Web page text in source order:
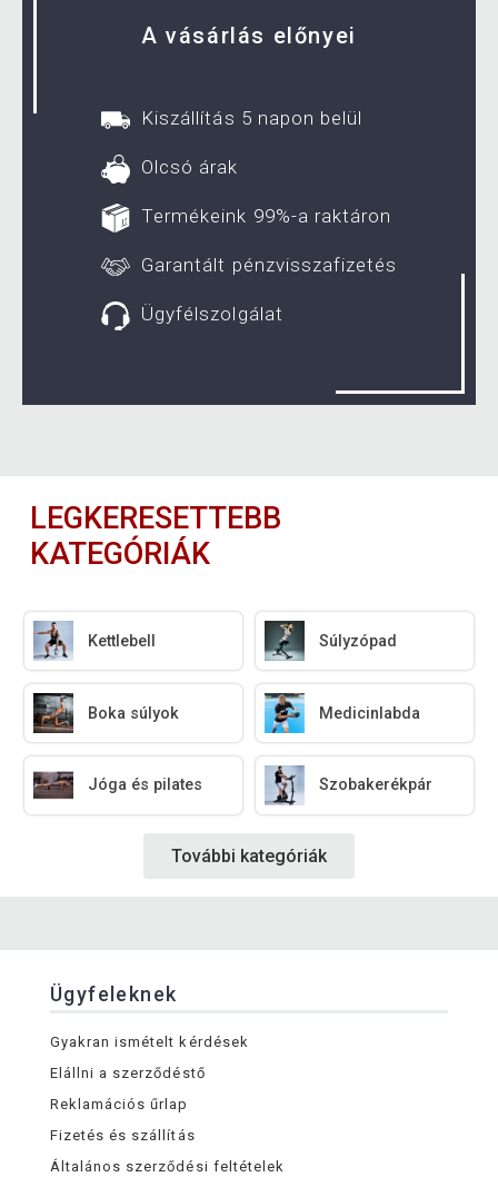
A vásárlás előnyei
Kiszállítás 5 napon belül
Olcsó árak
Termékeink 99%-a raktáron
Garantált pénzvisszafizetés
Ügyfélszolgálat
LEGKERESETTEBB
KATEGÓRIÁK
Kettlebell Súlyzópad
Boka súlyok Medicinlabda
Jóga és pilates Szobakerékpár
További kategóriák
Ügyfeleknek
Gyakran ismételt kérdések
Elállni a szerződéstő
Reklamációs űrlap
Fizetés és szállítás
Általános szerződési feltételek